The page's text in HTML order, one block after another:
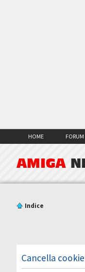
HOME FORUM
AMIGA
Indice
Cancella cookie